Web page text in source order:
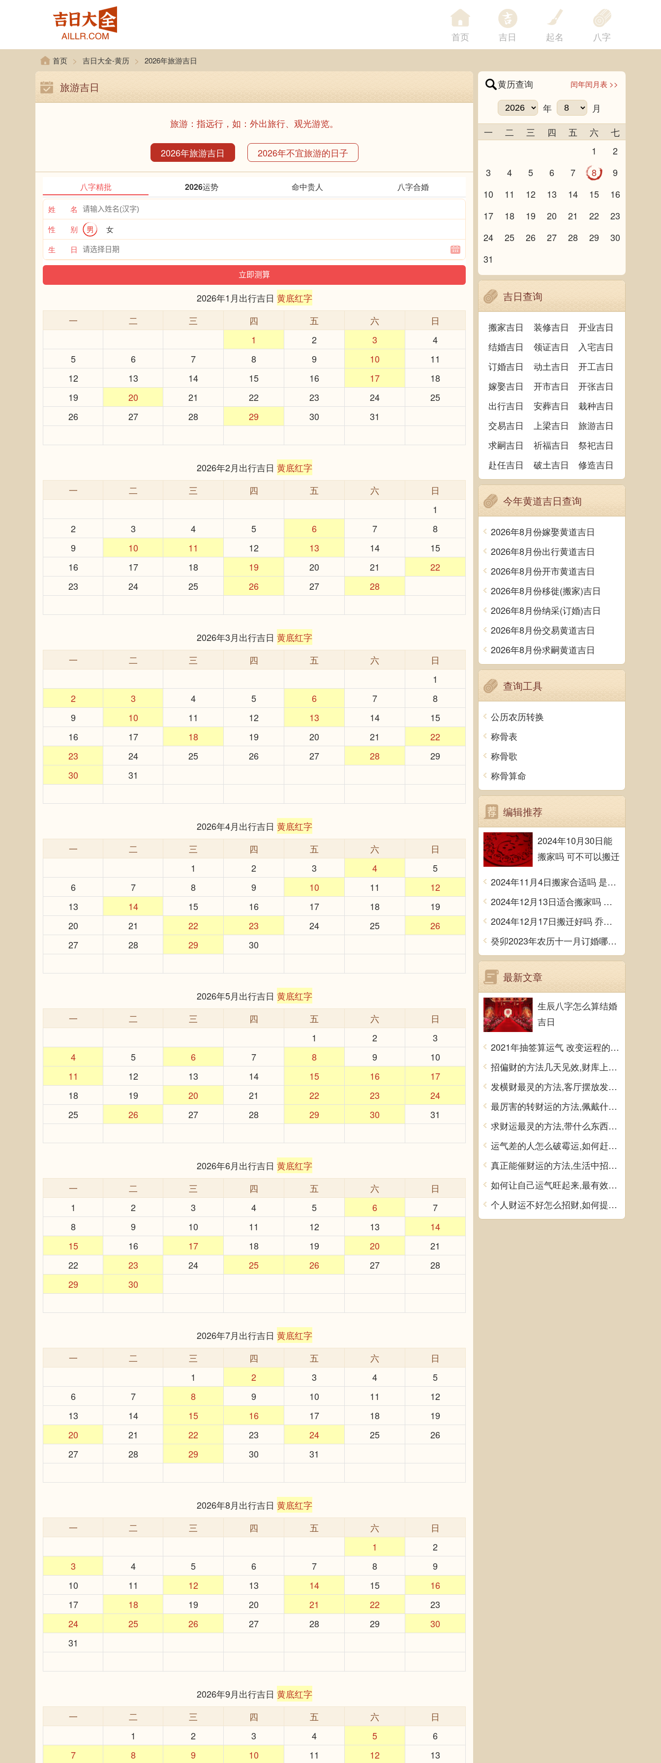
首页 吉日 起名 八字
首页 > 吉日大全-黄历 > 2026年旅游吉日
旅游吉日
旅游：指远行，如：外出旅行、观光游览。
2026年旅游吉日 2026年不宜旅游的日子
八字精批 2026运势 命中贵人 八字合婚
姓 名
性 别
男
女
生 日
2026年1月出行吉日 黄底红字
一
二 三 四 五 六
日
1
2 3
4
5
6 7 8 9 10
11
12
13 14 15 16 17
18
19
20 21 22 23 24
25
26
27 28 29 30 31
2026年2月出行吉日 黄底红字
一
二 三 四 五 六
日
1
2
3 4 5 6 7
8
9
10 11 12 13 14
15
16
17 18 19 20 21
22
23
24 25 26 27 28
2026年3月出行吉日 黄底红字
一
二 三 四 五 六
日
1
2
3 4 5 6 7
8
9
10 11 12 13 14
15
16
17 18 19 20 21
22
23
24 25 26 27 28
29
30
31
2026年4月出行吉日 黄底红字
一
二 三 四 五 六
日
1
2 3 4
5
6
7 8 9 10 11
12
13
14 15 16 17 18
19
20
21 22 23 24 25
26
27
28 29 30
2026年5月出行吉日 黄底红字
一
二 三 四 五 六
日
1
2
3
4
5 6 7 8 9
10
11
12 13 14 15 16
17
18
19 20 21 22 23
24
25
26 27 28 29 30 31
2026年6月出行吉日 黄底红字
一
二 三 四 五 六
日
1
2 3 4 5 6
7
8
9 10 11 12 13
14
15
16 17 18 19 20
21
22
23 24 25 26 27
28
29
30
2026年7月出行吉日 黄底红字
一
二 三 四 五 六
日
1
2 3 4
5
6
7 8 9 10 11
12
13
14 15 16 17 18
19
20
21 22 23 24 25
26
27
28 29 30 31
2026年8月出行吉日 黄底红字
一
二 三 四 五 六
日
1
2
3
4 5 6 7 8
9
10
11 12 13 14 15
16
17
18 19 20 21 22
23
24
25 26 27 28 29
30
31
2026年9月出行吉日 黄底红字
一
二 三 四 五 六
日
1
2 3 4 5
6
7
8 9 10 11 12 13
黄历查询 闰年闰月表 >>
年
月
一
二 三 四 五 六
七
1
2
3
4 5 6 7 8
9
10
11 12 13 14 15
16
17
18 19 20 21 22
23
24
25 26 27 28 29
30
31
吉日查询
搬家吉日 装修吉日
开业吉日
结婚吉日
领证吉日
入宅吉日
订婚吉日
动土吉日
开工吉日
嫁娶吉日
开市吉日
开张吉日
出行吉日
安葬吉日
栽种吉日
交易吉日
上梁吉日
旅游吉日
求嗣吉日
祈福吉日
祭祀吉日
赴任吉日
破土吉日 修造吉日
今年黄道吉日查询
2026年8月份嫁娶黄道吉日
2026年8月份出行黄道吉日
2026年8月份开市黄道吉日
2026年8月份移徙(搬家)吉日
2026年8月份纳采(订婚)吉日
2026年8月份交易黄道吉日
2026年8月份求嗣黄道吉日
查询工具
公历农历转换
称骨表
称骨歌
称骨算命
编辑推荐
2024年10月30日能
搬家吗 可不可以搬迁
2024年11月4日搬家合适吗 是乔迁大吉日吗
2024年12月13日适合搬家吗 今天搬迁好不好
2024年12月17日搬迁好吗 乔迁好不好
癸卯2023年农历十一月订婚哪天日子比较好 是黄道吉日吗
最新文章
生辰八字怎么算结婚
吉日
2021年抽签算运气 改变运程的方法
招偏财的方法几天见效,财库上摆聚宝盆可招财
发横财最灵的方法,客厅摆放发财树易招来横财
最厉害的转财运的方法,佩戴什么饰品可提升运气
求财运最灵的方法,带什么东西可以增加财运
运气差的人怎么破霉运,如何赶走霉运
真正能催财运的方法,生活中招财方法有哪些
如何让自己运气旺起来,最有效的转运方法
个人财运不好怎么招财,如何提升财运